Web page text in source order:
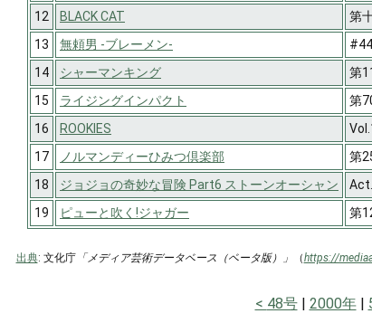
12
BLACK CAT
第
13
無頼男 -ブレーメン-
14
シャーマンキング
第
15
ライジングインパクト
第
16
ROOKIES
17
ノルマンディーひみつ倶楽部
第
18
ジョジョの奇妙な冒険 Part6 ストーンオーシャン
19
ピューと吹く!ジャガー 第
出典: 文化庁「メディア芸術データベース（ベータ版）」 （https://
48号 2000年